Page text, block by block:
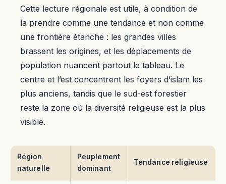
Cette lecture régionale est utile, à condition de
la prendre comme une tendance et non comme
une frontière étanche : les grandes villes
brassent les origines, et les déplacements de
population nuancent partout le tableau. Le
centre et l’est concentrent les foyers d’islam les
plus anciens, tandis que le sud-est forestier
reste la zone où la diversité religieuse est la plus
visible.
Région
naturelle
Peuplement
dominant
Tendance religieuse